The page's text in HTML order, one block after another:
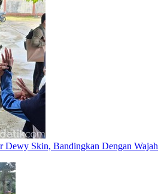
Dewy Skin, Bandingkan Dengan Wajah